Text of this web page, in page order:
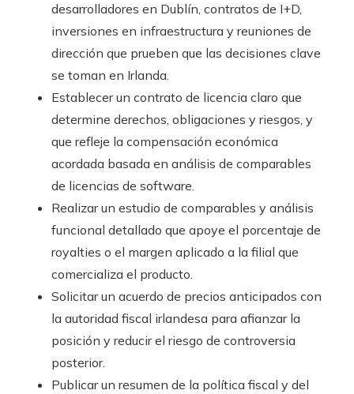
desarrolladores en Dublín, contratos de I+D,
inversiones en infraestructura y reuniones de
dirección que prueben que las decisiones clave
se toman en Irlanda.
Establecer un contrato de licencia claro que
determine derechos, obligaciones y riesgos, y
que refleje la compensación económica
acordada basada en análisis de comparables
de licencias de software.
Realizar un estudio de comparables y análisis
funcional detallado que apoye el porcentaje de
royalties o el margen aplicado a la filial que
comercializa el producto.
Solicitar un acuerdo de precios anticipados con
la autoridad fiscal irlandesa para afianzar la
posición y reducir el riesgo de controversia
posterior.
Publicar un resumen de la política fiscal y del